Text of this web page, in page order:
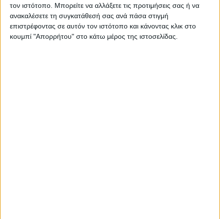
τον ιστότοπο. Μπορείτε να αλλάξετε τις προτιμήσεις σας ή να
ανακαλέσετε τη συγκατάθεσή σας ανά πάσα στιγμή
επιστρέφοντας σε αυτόν τον ιστότοπο και κάνοντας κλικ στο
κουμπί "Απορρήτου" στο κάτω μέρος της ιστοσελίδας.
Plug-in Hybrid
, Changan
1ο τρίμηνο 2026
,